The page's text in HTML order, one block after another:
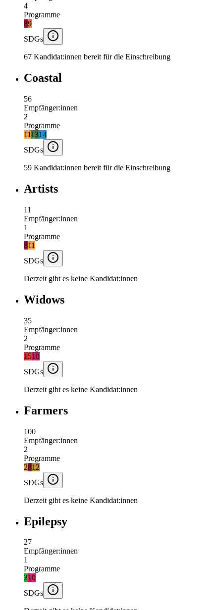
4
Programme
89
SDGs
67 Kandidat:innen bereit für die Einschreibung
Coastal
56
Empfänger:innen
2
Programme
111314
SDGs
59 Kandidat:innen bereit für die Einschreibung
Artists
11
Empfänger:innen
1
Programme
811
SDGs
Derzeit gibt es keine Kandidat:innen
Widows
35
Empfänger:innen
2
Programme
1 510
SDGs
Derzeit gibt es keine Kandidat:innen
Farmers
100
Empfänger:innen
2
Programme
2812
SDGs
Derzeit gibt es keine Kandidat:innen
Epilepsy
27
Empfänger:innen
1
Programme
310
SDGs